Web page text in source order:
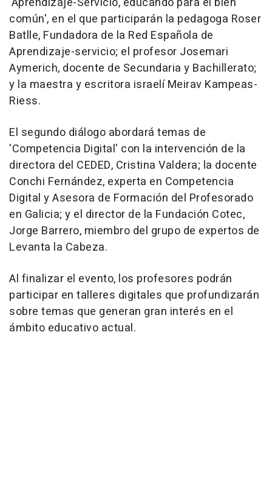
común', en el que participarán la pedagoga Roser
Batlle, Fundadora de la Red Española de
Aprendizaje-servicio; el profesor Josemari
Aymerich, docente de Secundaria y Bachillerato;
y la maestra y escritora israelí Meirav Kampeas-
Riess.
El segundo diálogo abordará temas de
'Competencia Digital' con la intervención de la
directora del CEDED, Cristina Valdera; la docente
Conchi Fernández, experta en Competencia
Digital y Asesora de Formación del Profesorado
en Galicia; y el director de la Fundación Cotec,
Jorge Barrero, miembro del grupo de expertos de
Levanta la Cabeza.
Al finalizar el evento, los profesores podrán
participar en talleres digitales que profundizarán
sobre temas que generan gran interés en el
ámbito educativo actual.